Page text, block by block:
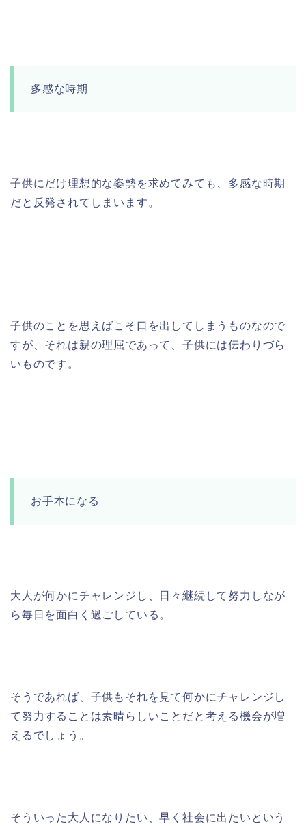
多感な時期
子供にだけ理想的な姿勢を求めてみても、多感な時期
だと反発されてしまいます。
子供のことを思えばこそ口を出してしまうものなので
すが、それは親の理屈であって、子供には伝わりづら
いものです。
お手本になる
大人が何かにチャレンジし、日々継続して努力しなが
ら毎日を面白く過ごしている。
そうであれば、子供もそれを見て何かにチャレンジし
て努力することは素晴らしいことだと考える機会が増
えるでしょう。
そういった大人になりたい、早く社会に出たいという